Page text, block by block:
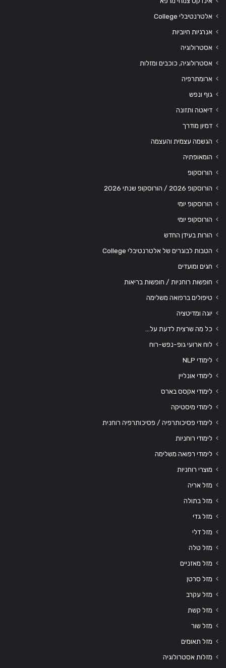
אלטרנטיבלי College
אנרגיות חיוביות
אסטרולוגיה
אסטרולוגיה, כוכבים ומזלות
ארומתרפיה
גוף ונפש
דיאטה ותזונה
דמיון מודרך
הגשמה עצמית והעצמה
הומאופתיה
הורוסקופ
הורוסקופ 2026 / הורוסקופ שנתי 2026
הורוסקופ יומי
הורוסקופ יומי
הורות בעידן החדש
הטבות לבוגרים של אלטרנטיבלי College
חגים ומועדים
חופשות רוחניות / חופשות בריאות
טיפולים ברפואה משלימה
יוגה ומדיטציה
כל מה שרצית לדעת על…
לוח ארועי גופ-נפש-רוח
לימודי NLP
לימודי אונליין
לימודי אקסס בארס
לימודי מיסטיקה
לימודי פסיכותרפיה / פסיכותרפיה רוחנית
לימודי רוחניות
לימודי רפואה משלימה
מוצרי רוחניות
מזל אריה
מזל בתולה
מזל גדי
מזל דלי
מזל טלה
מזל מאזניים
מזל סרטן
מזל עקרב
מזל קשת
מזל שור
מזל תאומים
מזלות אסטרולוגיה